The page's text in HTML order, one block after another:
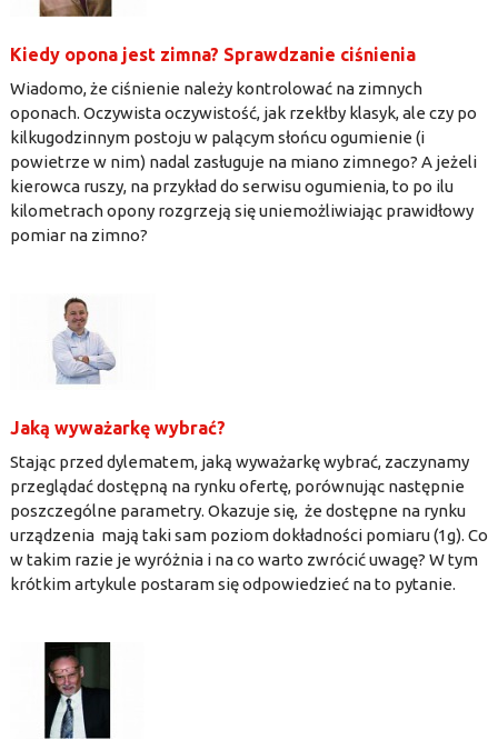
Kiedy opona jest zimna? Sprawdzanie ciśnienia
Wiadomo, że ciśnienie należy kontrolować na zimnych
oponach. Oczywista oczywistość, jak rzekłby klasyk, ale czy po
kilkugodzinnym postoju w palącym słońcu ogumienie (i
powietrze w nim) nadal zasługuje na miano zimnego? A jeżeli
kierowca ruszy, na przykład do serwisu ogumienia, to po ilu
kilometrach opony rozgrzeją się uniemożliwiając prawidłowy
pomiar na zimno?
Jaką wyważarkę wybrać?
Stając przed dylematem, jaką wyważarkę wybrać, zaczynamy
przeglądać dostępną na rynku ofertę, porównując następnie
poszczególne parametry. Okazuje się, że dostępne na rynku
urządzenia mają taki sam poziom dokładności pomiaru (1g). Co
w takim razie je wyróżnia i na co warto zwrócić uwagę? W tym
krótkim artykule postaram się odpowiedzieć na to pytanie.